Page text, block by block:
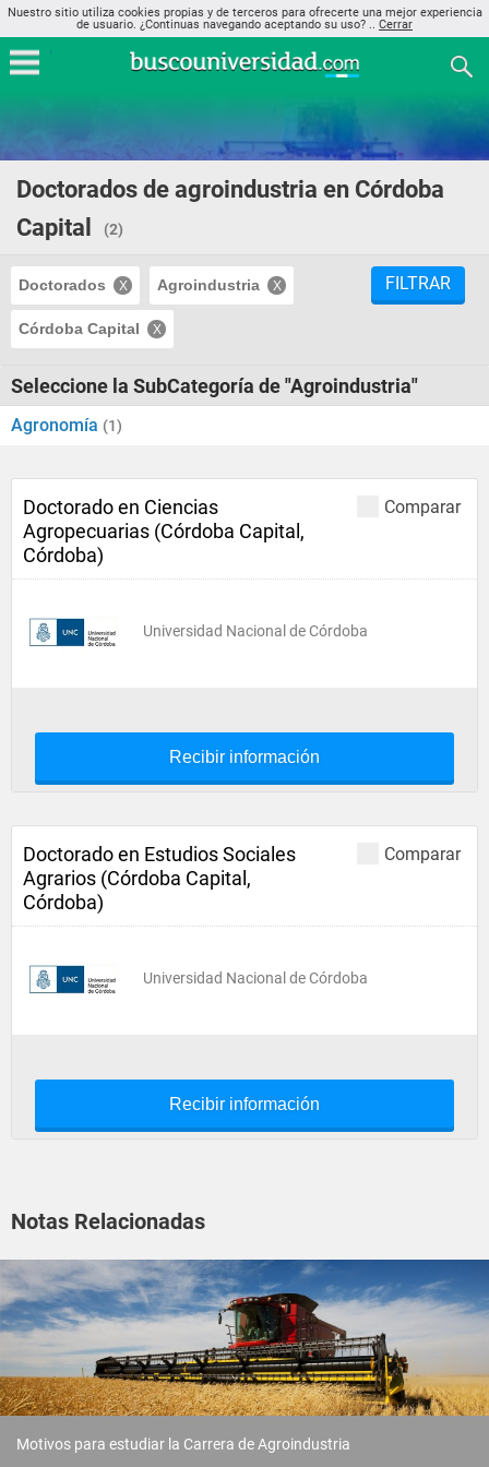
Nuestro sitio utiliza cookies propias y de terceros para ofrecerte una mejor experiencia
de usuario. ¿Continuas navegando aceptando su uso? .. Cerrar
Doctorados de agroindustria en Córdoba
Capital
(2)
Doctorados Agroindustria
Córdoba Capital
FILTRAR
Seleccione la SubCategoría de "Agroindustria"
Agronomía (1)
Comparar
Doctorado en Ciencias
Agropecuarias (Córdoba Capital,
Córdoba)
Universidad Nacional de Córdoba
Recibir información
Comparar
Doctorado en Estudios Sociales
Agrarios (Córdoba Capital,
Córdoba)
Universidad Nacional de Córdoba
Recibir información
Notas Relacionadas
Motivos para estudiar la Carrera de Agroindustria